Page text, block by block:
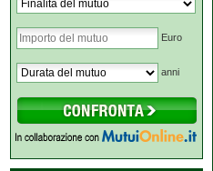
Euro
anni